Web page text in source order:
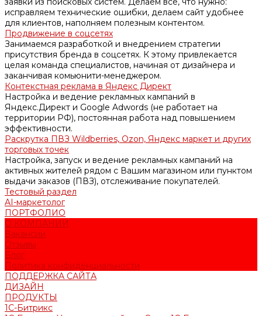
исправляем технические ошибки, делаем сайт удобнее
для клиентов, наполняем полезным контентом.
Продвижение в соцсетях
Занимаемся разработкой и внедрением стратегии
присутствия бренда в соцсетях. К этому привлекается
целая команда специалистов, начиная от дизайнера и
заканчивая комьюнити-менеджером.
Контекстная реклама в Яндекс Директ
Настройка и ведение рекламных кампаний в
Яндекс.Директ и Google Adwords (не работает на
территории РФ), постоянная работа над повышением
эффективности.
Раскрутка ПВЗ Wildberries, Ozon, Яндекс маркет и других
торговых точек
Настройка, запуск и ведение рекламных кампаний на
активных жителей рядом с Вашим магазином или пунктом
выдачи заказов (ПВЗ), отслеживание покупателей.
Тестовый раздел
AI-маркетолог
ПОРТФОЛИО
О КОМПАНИИ
Вакансии
Отзывы
Блог
Политика конфиденциальности
ПОДДЕРЖКА САЙТА
ДИЗАЙН
ПРОДУКТЫ
1С-Битрикс